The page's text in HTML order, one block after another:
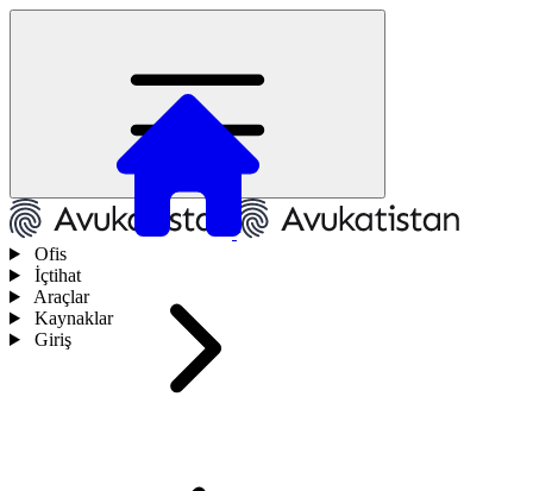
Ofis
İçtihat
Araçlar
Kaynaklar
Giriş